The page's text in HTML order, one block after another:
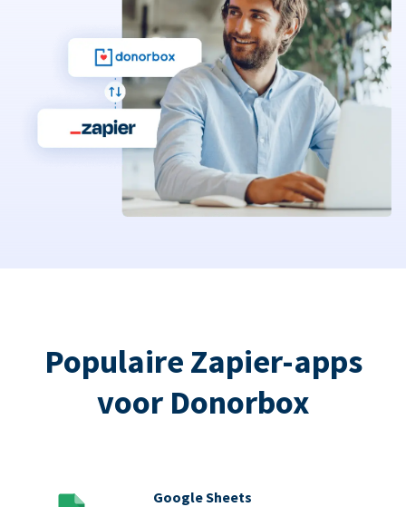
Populaire Zapier-apps
voor Donorbox
Google Sheets